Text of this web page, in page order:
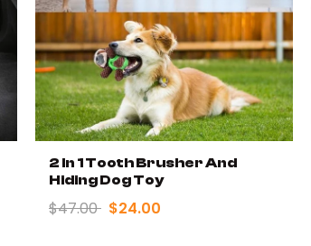
2 In 1 Tooth Brusher And
Hiding Dog Toy
$47.00 $24.00